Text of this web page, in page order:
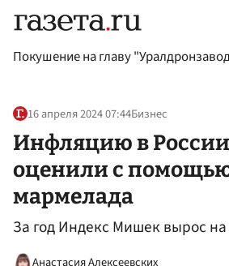
Покушение на главу
16 апреля 2024 07:44Бизнес
Инфляцию в
оценили с
мармелада
За год Индекс Мишек вырос
Анастасия Алексеевских